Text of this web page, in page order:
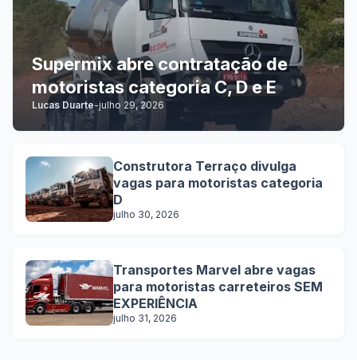
Supermix abre contratação de
motoristas categoria C, D e E
Lucas Duarte-julho 29, 2026
Construtora Terraço divulga
vagas para motoristas categoria
D
julho 30, 2026
Transportes Marvel abre vagas
para motoristas carreteiros SEM
EXPERIÊNCIA
julho 31, 2026